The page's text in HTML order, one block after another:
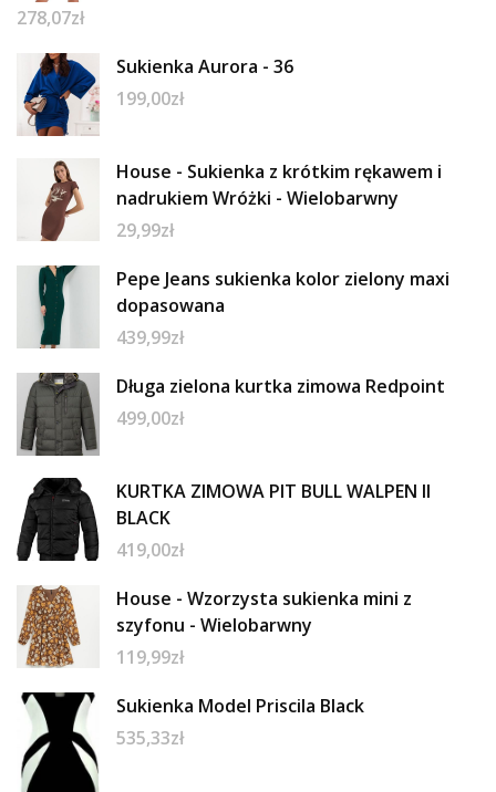
278,07zł
Sukienka Aurora - 36
199,00zł
House - Sukienka z krótkim rękawem i
nadrukiem Wróżki - Wielobarwny
29,99zł
Pepe Jeans sukienka kolor zielony maxi
dopasowana
439,99zł
Długa zielona kurtka zimowa Redpoint
499,00zł
KURTKA ZIMOWA PIT BULL WALPEN II
BLACK
419,00zł
House - Wzorzysta sukienka mini z
szyfonu - Wielobarwny
119,99zł
Sukienka Model Priscila Black
535,33zł